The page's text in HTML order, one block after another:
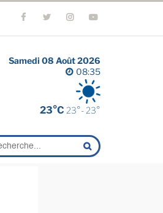
Samedi 08 Août 2026
08:35
23°C 23°- 23°